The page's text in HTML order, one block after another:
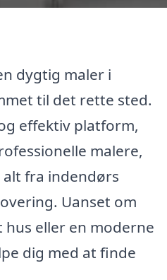
dygtig maler i
til det rette sted.
effektiv platform,
malere,
fra indendørs
Uanset om
eller en moderne
dig med at finde